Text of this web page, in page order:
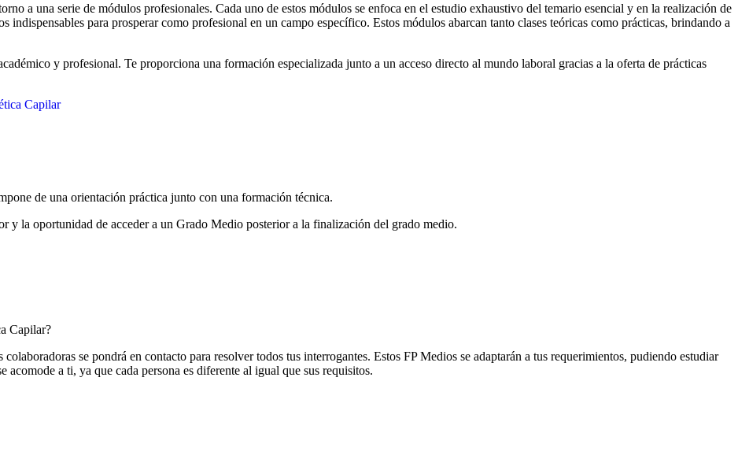
a una serie de módulos profesionales. Cada uno de estos módulos se enfoca en el estudio exhaustivo del temario esencial y en la realización de
indispensables para prosperar como profesional en un campo específico. Estos módulos abarcan tanto clases teóricas como prácticas, brindando a
y profesional. Te proporciona una formación especializada junto a un acceso directo al mundo laboral gracias a la oferta de prácticas
Capilar
de una orientación práctica junto con una formación técnica.
y la oportunidad de acceder a un Grado Medio posterior a la finalización del grado medio.
Capilar?
colaboradoras se pondrá en contacto para resolver todos tus interrogantes. Estos FP Medios se adaptarán a tus requerimientos, pudiendo estudiar
a ti, ya que cada persona es diferente al igual que sus requisitos.